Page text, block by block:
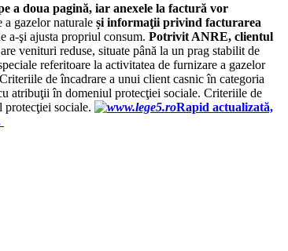
a doua pagină, iar anexele la factură vor
gazelor naturale și informaţii privind facturarea
a-şi ajusta propriul consum. Potrivit ANRE, clientul
venituri reduse, situate până la un prag stabilit de
referitoare la activitatea de furnizare a gazelor
de încadrare a unui client casnic în categoria
atribuţii în domeniul protecţiei sociale. Criteriile de
sociale.
Rapid actualizată,